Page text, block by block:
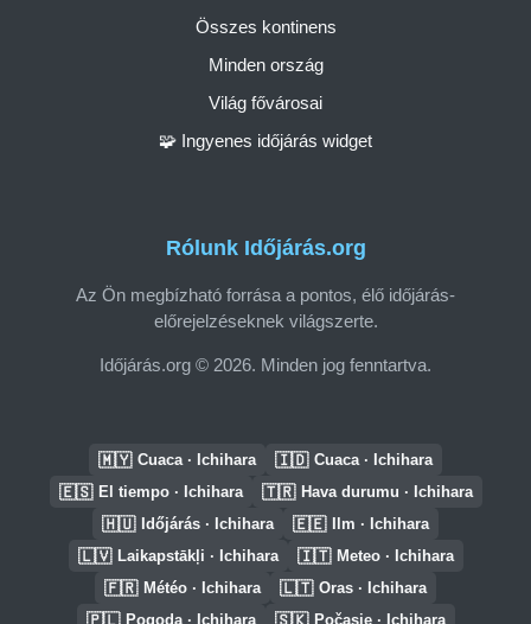
Rólunk Időjárás.org
Az Ön megbízható forrása a pontos, élő időjárás-
előrejelzéseknek világszerte.
Időjárás.org © 2026. Minden jog fenntartva.
Összes kontinens
Minden ország
Világ fővárosai
🧩 Ingyenes időjárás widget
🇲🇾 Cuaca · Ichihara 🇮🇩 Cuaca · Ichihara
🇪🇸 El tiempo · Ichihara 🇹🇷 Hava durumu · Ichihara
🇭🇺 Időjárás · Ichihara 🇪🇪 Ilm · Ichihara
🇱🇻 Laikapstākļi · Ichihara 🇮🇹 Meteo · Ichihara
🇫🇷 Météo · Ichihara 🇱🇹 Oras · Ichihara
🇵🇱 Pogoda · Ichihara 🇸🇰 Počasie · Ichihara